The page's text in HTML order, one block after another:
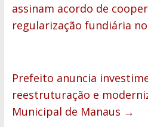
assinam acordo de
regularização fundiária
Prefeito anuncia
reestruturação e
Municipal de Manaus →